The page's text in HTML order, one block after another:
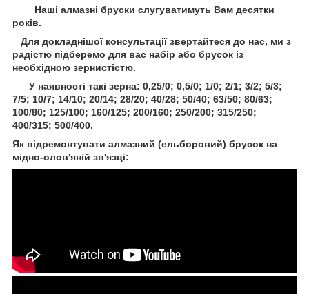
Наші алмазні бруски слугуватимуть Вам десятки
років.
Для докладнішої консультації звертайтеся до нас, ми з
радістю підберемо для вас набір або брусок із
необхідною зернистістю.
У наявності такі зерна: 0,25/0; 0,5/0; 1/0; 2/1; 3/2; 5/3;
7/5; 10/7; 14/10; 20/14; 28/20; 40/28; 50/40; 63/50; 80/63;
100/80; 125/100; 160/125; 200/160; 250/200; 315/250;
400/315; 500/400.
Як відремонтувати алмазний (ельборовий) брусок на
мідно-олов'яній зв'язці: